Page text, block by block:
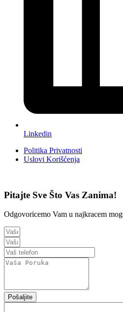
Linkedin
Politika Privatnosti
Uslovi Korišćenja
Pitajte Sve Što Vas Zanima!
Odgovoricemo Vam u najkracem
Pošaljite